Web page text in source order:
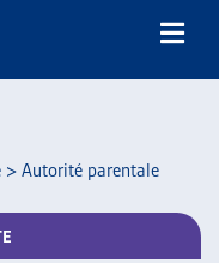
> Autorité parentale